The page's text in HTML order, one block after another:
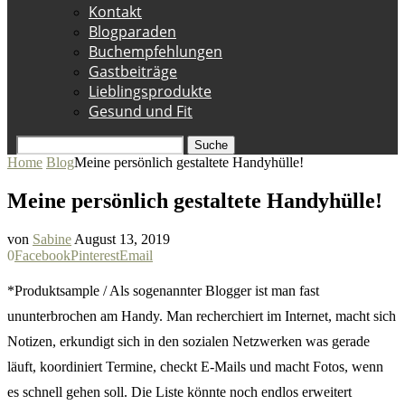
Kontakt
Blogparaden
Buchempfehlungen
Gastbeiträge
Lieblingsprodukte
Gesund und Fit
Suche
Home BlogMeine persönlich gestaltete Handyhülle!
Meine persönlich gestaltete Handyhülle!
von Sabine August 13, 2019
0FacebookPinterestEmail
*Produktsample / Als sogenannter Blogger ist man fast
ununterbrochen am Handy. Man recherchiert im Internet, macht sich
Notizen, erkundigt sich in den sozialen Netzwerken was gerade
läuft, koordiniert Termine, checkt E-Mails und macht Fotos, wenn
es schnell gehen soll. Die Liste könnte noch endlos erweitert